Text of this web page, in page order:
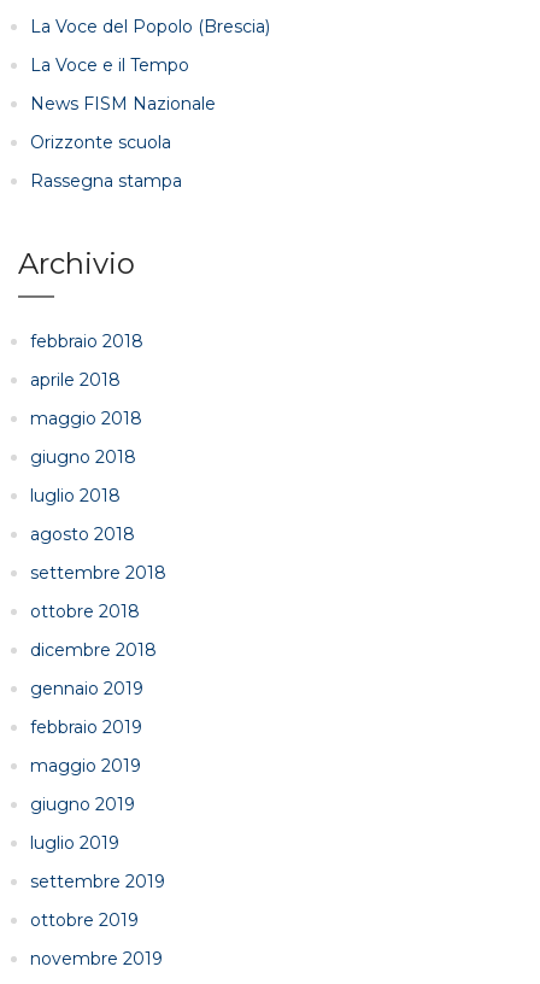
La Voce del Popolo (Brescia)
La Voce e il Tempo
News FISM Nazionale
Orizzonte scuola
Rassegna stampa
Archivio
febbraio 2018
aprile 2018
maggio 2018
giugno 2018
luglio 2018
agosto 2018
settembre 2018
ottobre 2018
dicembre 2018
gennaio 2019
febbraio 2019
maggio 2019
giugno 2019
luglio 2019
settembre 2019
ottobre 2019
novembre 2019